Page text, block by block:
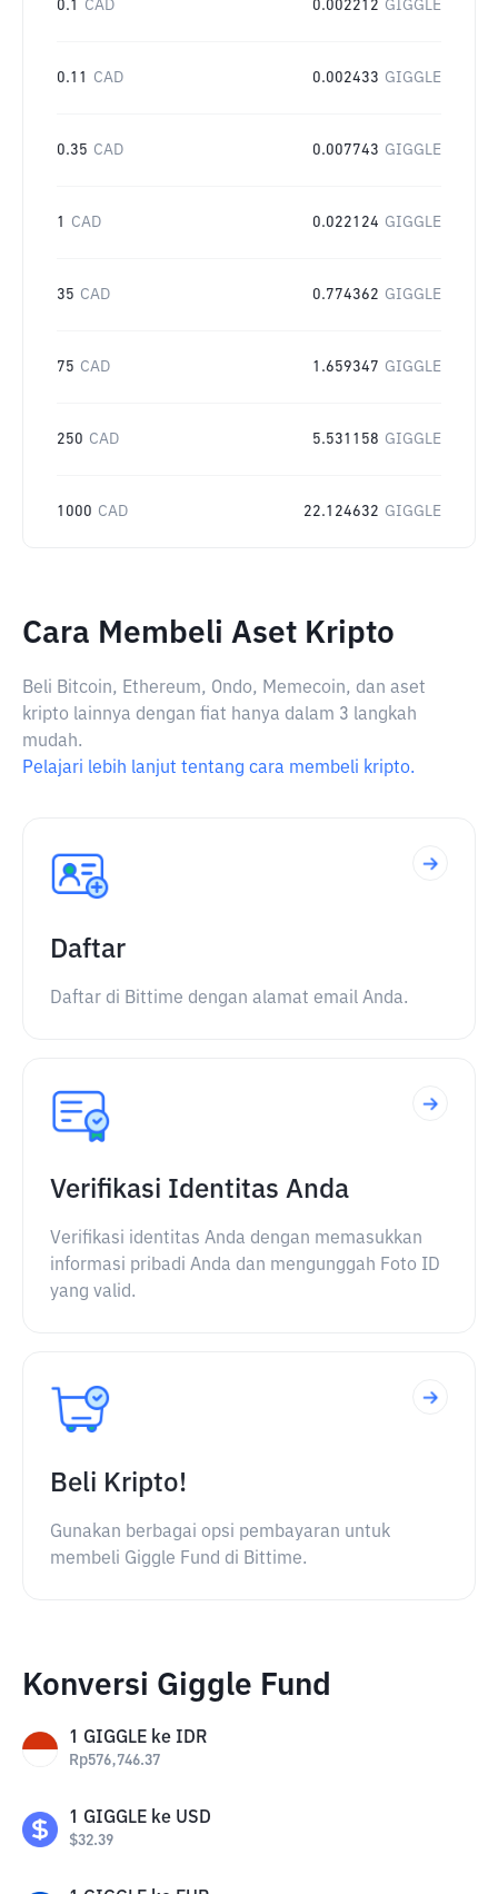
0.1 CAD 0.002212 GIGGLE
0.11 CAD 0.002433 GIGGLE
0.35 CAD 0.007743 GIGGLE
1 CAD 0.022124 GIGGLE
35 CAD 0.774362 GIGGLE
75 CAD 1.659347 GIGGLE
250 CAD 5.531158 GIGGLE
1000 CAD 22.124632 GIGGLE
Cara Membeli Aset Kripto
Beli Bitcoin, Ethereum, Ondo, Memecoin, dan aset
kripto lainnya dengan fiat hanya dalam 3 langkah
mudah.
Pelajari lebih lanjut tentang cara membeli kripto.
Daftar
Daftar di Bittime dengan alamat email Anda.
Verifikasi Identitas Anda
Verifikasi identitas Anda dengan memasukkan
informasi pribadi Anda dan mengunggah Foto ID
yang valid.
Beli Kripto!
Gunakan berbagai opsi pembayaran untuk
membeli Giggle Fund di Bittime.
Konversi Giggle Fund
1 GIGGLE ke IDR
Rp576,746.37
1 GIGGLE ke USD
$32.39